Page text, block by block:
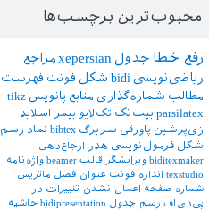
محبوب‌ترین برچسب‌ها
رفع خطا جدول xepersianمراجع
ریاضی‌نویسی bidi شکل فونت فهرست
مطالب شماره‌گذاری منابع پانویس tikz
parsilatex بیب‌تک تک‌لایو بیمر اسلاید
زی‌پرشین پاورقی سربرگ bibtex نماد رسم
شکل فرمول‌نویسی هدر
ارجاع‌دهی
biditexmaker ویرایشگر قالب beamer واژه‌نامه
texstudio اندازه فونت عنوان فصل ماتریس
شماره صفحه اعمال نشدن تغییرات در
پی‌دی‌اف رسم جدول bidipresentation حاشیه